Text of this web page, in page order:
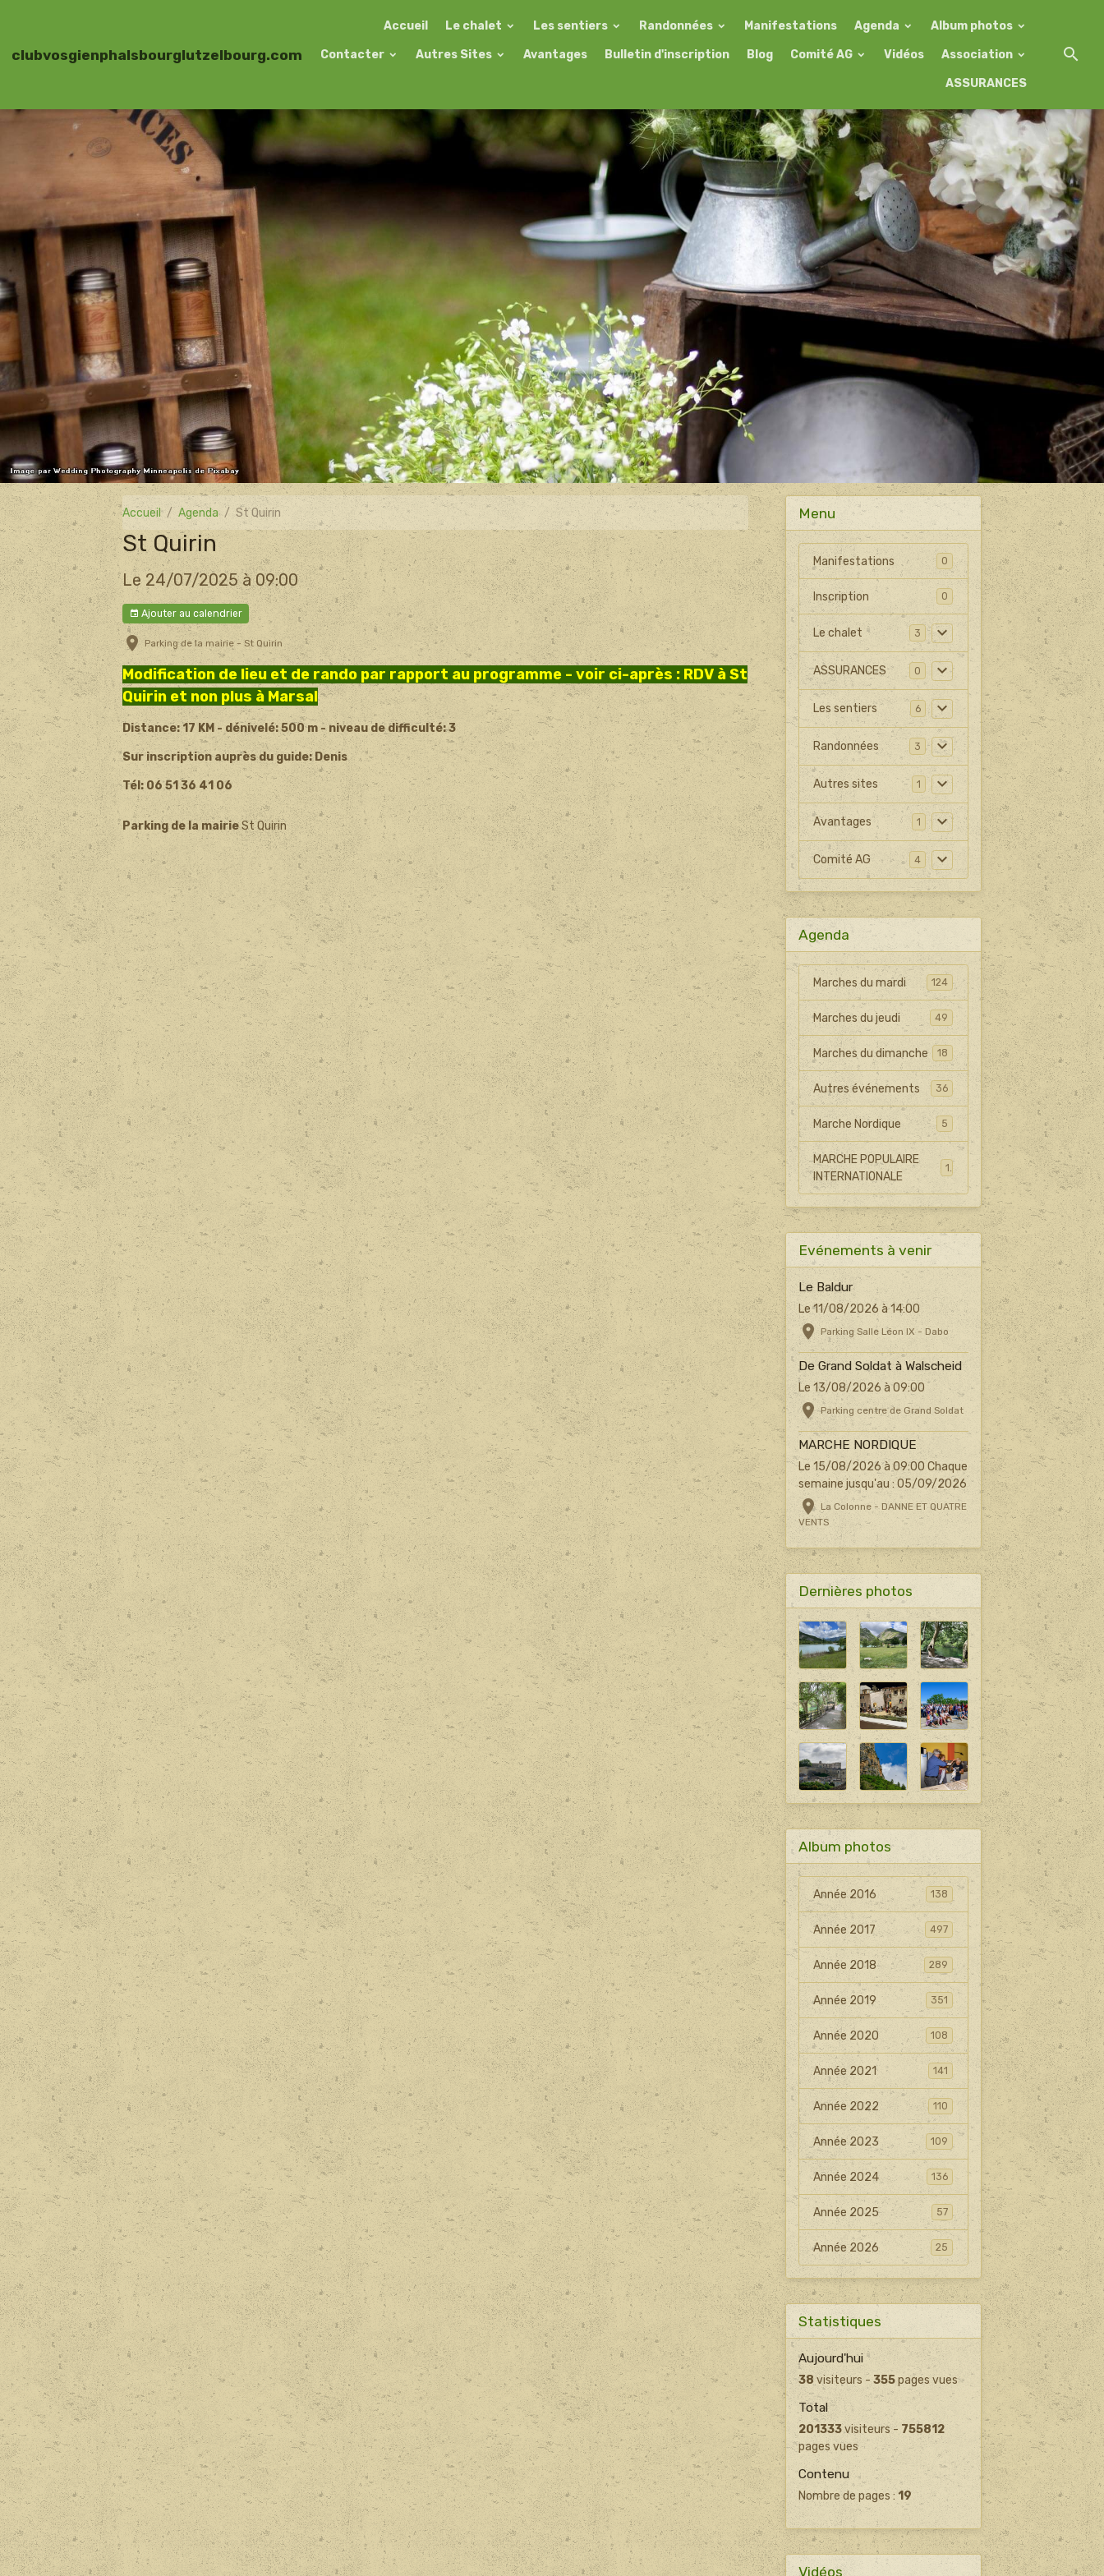
clubvosgienphalsbourglutzelbourg.com
Accueil Le chalet Les sentiers Randonnées Manifestations Agenda Album photos
Contacter Autres Sites Avantages Bulletin d'inscription Blog Comité AG Vidéos Association
ASSURANCES
Accueil Agenda St Quirin
St Quirin
Le 24/07/2025 à 09:00
Ajouter au calendrier
Parking de la mairie - St Quirin
Modification de lieu et de rando par rapport au programme - voir ci-après : RDV à St
Quirin et non plus à Marsal
Distance: 17 KM - dénivelé: 500 m - niveau de difficulté: 3
Sur inscription auprès du guide: Denis
Tél: 06 51 36 41 06
Parking de la mairieSt Quirin
Menu
Manifestations 0
Inscription 0
Le chalet 3
ASSURANCES 0
Les sentiers 6
Randonnées 3
Autres sites 1
Avantages 1
Comité AG 4
Agenda
Marches du mardi 124
Marches du jeudi 49
Marches du dimanche 18
Autres événements 36
Marche Nordique 5
MARCHE POPULAIRE
INTERNATIONALE
Evénements à venir
Le Baldur
Le 11/08/2026 à 14:00
Parking Salle Léon IX - Dabo
De Grand Soldat à Walscheid
Le 13/08/2026 à 09:00
Parking centre de Grand Soldat
MARCHE NORDIQUE
Le 15/08/2026 à 09:00 Chaque
semaine jusqu'au : 05/09/2026
La Colonne - DANNE ET QUATRE
VENTS
Dernières photos
Album photos
Année 2016 138
Année 2017 497
Année 2018 289
Année 2019 351
Année 2020 108
Année 2021 141
Année 2022 110
Année 2023 109
Année 2024 136
Année 2025 57
Année 2026 25
Statistiques
Aujourd'hui
38 visiteurs -355pages vues
Total
201333visiteurs - 755812
pages vues
Contenu
Nombre de pages : 19
Vidéos